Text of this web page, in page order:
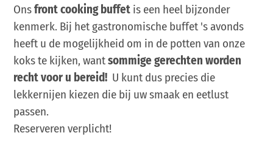
Onsfront cooking buffet is een heel bijzonder
kenmerk. Bij het gastronomische buffet 's avonds
heeft u de mogelijkheid om in de potten van onze
koks te kijken, wantsommige gerechten worden
recht voor u bereid! U kunt dus precies die
lekkernijen kiezen die bij uw smaak en eetlust
passen.
Reserveren verplicht!